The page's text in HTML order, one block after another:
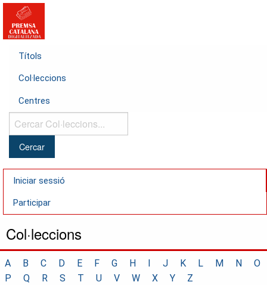
Títols
Col·leccions
Centres
Cercar
Col·leccions...
Iniciar sessió
Participar
Col·leccions
A B C D E F G H I J K L M N
O
P
Q R S T U V W X Y Z